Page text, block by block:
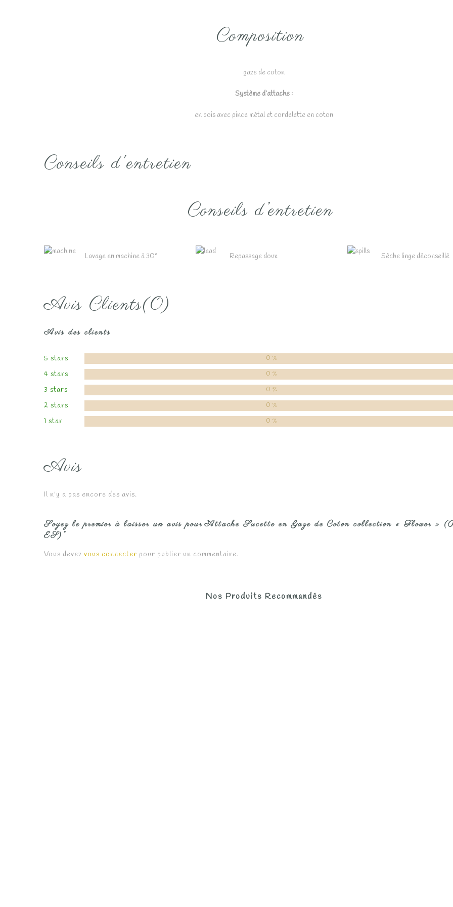
Composition
gaze de coton
Système d’attache :
en bois avec pince métal et cordelette en coton
Conseils d'entretien
Conseils d’entretien
Lavage en machine à 30° Repassage doux Sèche linge déconseillé
Avis Clients(0)
Avis des clients
5 stars 0 %
4 stars 0 %
3 stars 0 %
2 stars 0 %
1 star 0 %
Avis
Il n'y a pas encore des avis.
Soyez le premier à laisser un avis pour “Attache Sucette en Gaze de Coton collection « Flower »
ES)”
Vous devez vous connecter pour publier un commentaire.
Nos Produits Recommandés